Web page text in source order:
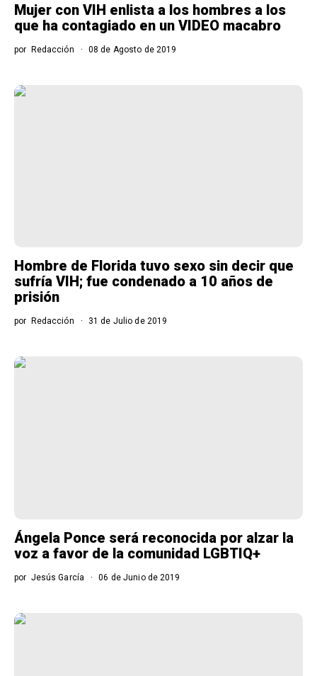
Mujer con VIH enlista a los hombres a los
que ha contagiado en un VIDEO macabro
por Redacción 08 de Agosto de 2019
Hombre de Florida tuvo sexo sin decir que
sufría VIH; fue condenado a 10 años de
prisión
por Redacción 31 de Julio de 2019
Ángela Ponce será reconocida por alzar la
voz a favor de la comunidad LGBTIQ+
por Jesús García 06 de Junio de 2019